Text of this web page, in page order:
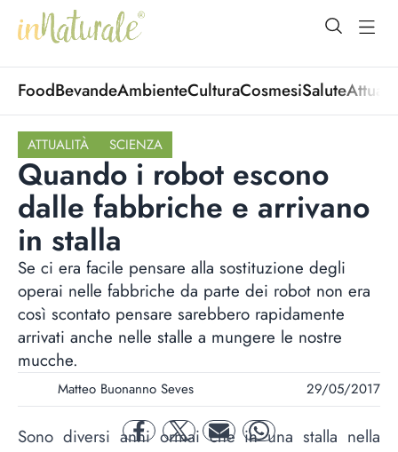
open
FoodBevandeAmbienteCulturaCosmesiSalute
ATTUALITÀ SCIENZA
Quando i robot escono
dalle fabbriche e arrivano
in stalla
Se ci era facile pensare alla sostituzione degli
operai nelle fabbriche da parte dei robot non era
così scontato pensare sarebbero rapidamente
arrivati anche nelle stalle a mungere le nostre
mucche.
Matteo Buonanno Seves 29/05/2017
facebooktwitter mail whatsapp
Sono diversi anni ormai che in una stalla nella